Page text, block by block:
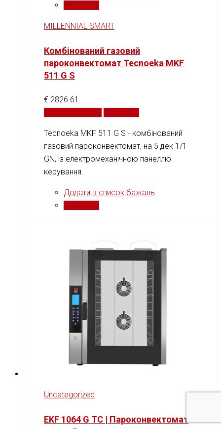
MILLENNIAL SMART
Комбінований газовий
пароконвектомат Tecnoeka MKF
511 G S
€ 2826.61
Tecnoeka MKF 511 G S - комбінований
газовий пароконвектомат, на 5 дек 1/1
GN, із електромеханічною панеллю
керування.
Додати в список бажань
Uncategorized
EKF 1064 G TC | Пароконвектомат